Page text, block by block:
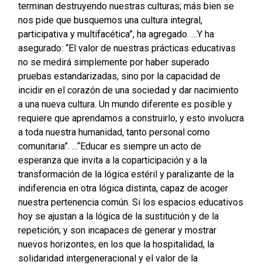
terminan destruyendo nuestras culturas; más bien se
nos pide que busquemos una cultura integral,
participativa y multifacética”, ha agregado. …Y ha
asegurado: “El valor de nuestras prácticas educativas
no se medirá simplemente por haber superado
pruebas estandarizadas, sino por la capacidad de
incidir en el corazón de una sociedad y dar nacimiento
a una nueva cultura. Un mundo diferente es posible y
requiere que aprendamos a construirlo, y esto involucra
a toda nuestra humanidad, tanto personal como
comunitaria”. …“Educar es siempre un acto de
esperanza que invita a la coparticipación y a la
transformación de la lógica estéril y paralizante de la
indiferencia en otra lógica distinta, capaz de acoger
nuestra pertenencia común. Si los espacios educativos
hoy se ajustan a la lógica de la sustitución y de la
repetición; y son incapaces de generar y mostrar
nuevos horizontes, en los que la hospitalidad, la
solidaridad intergeneracional y el valor de la